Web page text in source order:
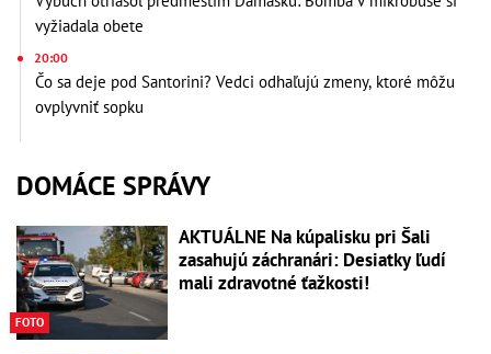
vyžiadala obete
20:00
Čo sa deje pod Santorini? Vedci odhaľujú zmeny, ktoré môžu
ovplyvniť sopku
DOMÁCE SPRÁVY
FOTO
AKTUÁLNE Na kúpalisku pri Šali
zasahujú záchranári: Desiatky ľudí
mali zdravotné ťažkosti!